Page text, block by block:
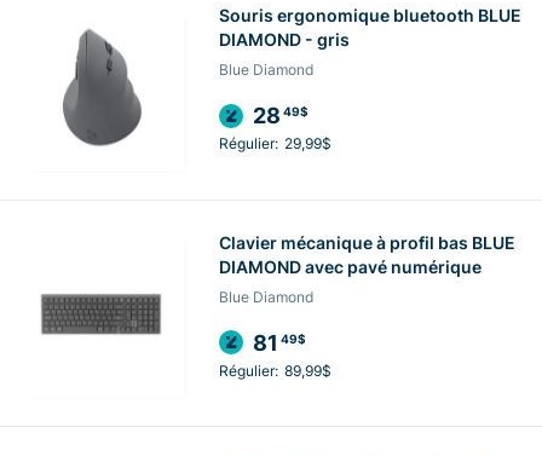
Souris ergonomique bluetooth BLUE
DIAMOND - gris
Blue Diamond
28 49$
Régulier: 29,99$
Clavier mécanique à profil bas BLUE
DIAMOND avec pavé numérique
Blue Diamond
81 49$
Régulier: 89,99$